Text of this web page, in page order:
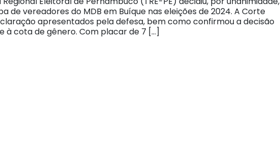
de vereadores do MDB em Buíque nas eleições de 2024. A Corte
apresentados pela defesa, bem como confirmou a decisão
à cota de gênero. Com placar de 7 […]